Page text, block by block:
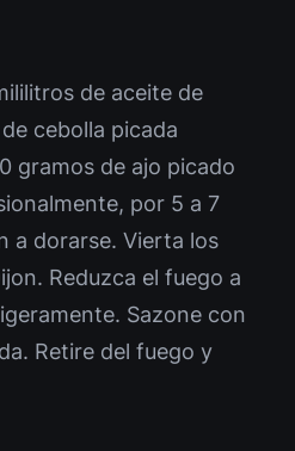
de aceite de
cebolla picada
gramos de ajo picado
por 5 a 7
a dorarse. Vierta los
Reduzca el fuego a
Sazone con
Retire del fuego y